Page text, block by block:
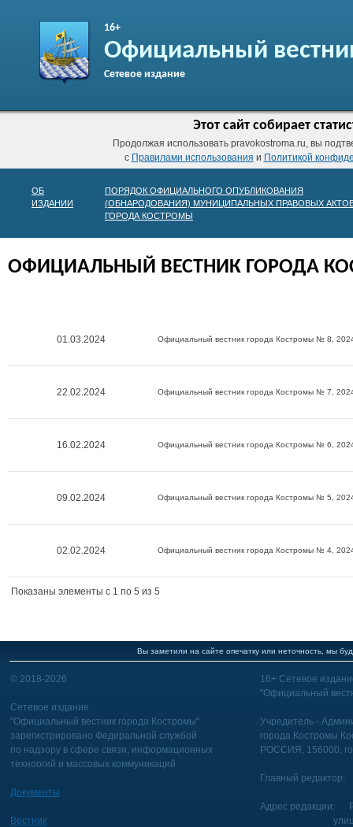
16+
Официальный
Сетевое издание
Этот сайт собирает
Продолжая использовать pravokostroma.ru, вы
с Правилами использования и Политикой
ОБ
ИЗДАНИИ
ПОРЯДОК ОФИЦИАЛЬНОГО ОПУБЛИКОВАНИЯ
(ОБНАРОДОВАНИЯ) МУНИЦИПАЛЬНЫХ ПРАВОВЫХ
ГОРОДА КОСТРОМЫ
ОФИЦИАЛЬНЫЙ ВЕСТНИК ГОРОДА
01.03.2024 Официальный вестник города Костромы № 8,
22.02.2024 Официальный вестник города Костромы № 7,
16.02.2024 Официальный вестник города Костромы № 6,
09.02.2024 Официальный вестник города Костромы № 5,
02.02.2024 Официальный вестник города Костромы № 4,
Показаны элементы c 1 по 5 из 5
Вы заметили на сайте опечатку или неточность, мы
© 2018-2026
Сетевое издание
"Официальный вестник города Костромы"
зарегистрировано Федеральной службой
по надзору в сфере связи, информационных
техноогий и массовых коммуникаций
Документы
Вестник
16+ Сетевое
"Официальный
Учредитель -
города Костромы
РОССИЯ, 156000,
Главный редактор:
Адрес редакции:
улица